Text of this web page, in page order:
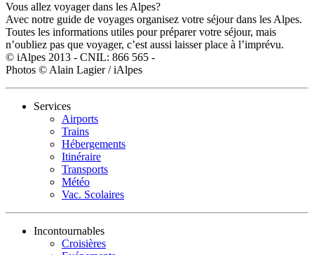
Vous allez voyager dans les Alpes?
Avec notre guide de voyages organisez votre séjour dans les Alpes.
Toutes les informations utiles pour préparer votre séjour, mais
n’oubliez pas que voyager, c’est aussi laisser place à l’imprévu.
© iAlpes 2013 - CNIL: 866 565 -
Photos © Alain Lagier / iAlpes
Services
Airports
Trains
Hébergements
Itinéraire
Transports
Météo
Vac. Scolaires
Incontournables
Croisières